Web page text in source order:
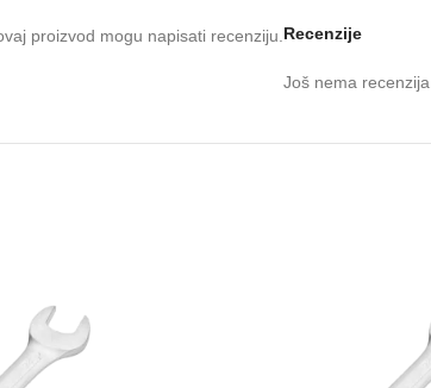
Recenzije
Još nema recenzija.
proizvod mogu napisati recenziju.